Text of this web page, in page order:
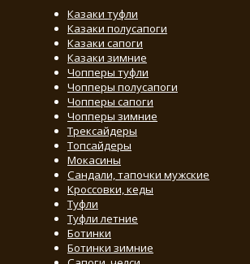
Казаки туфли
Казаки полусапоги
Казаки сапоги
Казаки зимние
Чопперы туфли
Чопперы полусапоги
Чопперы сапоги
Чопперы зимние
Трексайдеры
Топсайдеры
Мокасины
Сандали, тапочки мужские
Кроссовки, кеды
Туфли
Туфли летние
Ботинки
Ботинки зимние